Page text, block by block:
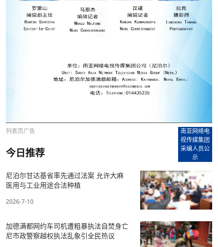
列表页广告
南亚网络电
视传媒集团
采编人员公
示
今日推荐
尼泊尔甘达基省率先通过法案 允许大麻
医用与工业用途合法种植
2026-7-10
加德满都网约车司机遭粗暴执法自焚身亡
尼市政警察越权执法乱象引全民热议